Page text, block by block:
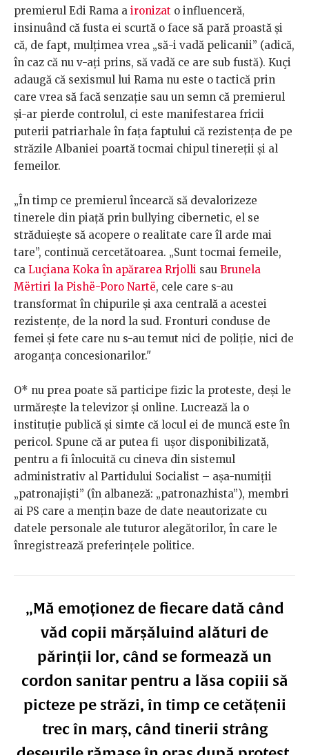
premierul Edi Rama a ironizat o influenceră,
insinuând că fusta ei scurtă o face să pară proastă și
că, de fapt, mulțimea vrea „să-i vadă pelicanii” (adică,
în caz că nu v-ați prins, să vadă ce are sub fustă). Kuçi
adaugă că sexismul lui Rama nu este o tactică prin
care vrea să facă senzație sau un semn că premierul
și-ar pierde controlul, ci este manifestarea fricii
puterii patriarhale în fața faptului că rezistența de pe
străzile Albaniei poartă tocmai chipul tinereții și al
femeilor.
„În timp ce premierul încearcă să devalorizeze
tinerele din piață prin bullying cibernetic, el se
străduiește să acopere o realitate care îl arde mai
tare”, continuă cercetătoarea. „Sunt tocmai femeile,
ca Luçiana Koka în apărarea Rrjolli sau Brunela
Mërtiri la Pishë-Poro Nartë, cele care s-au
transformat în chipurile și axa centrală a acestei
rezistențe, de la nord la sud. Fronturi conduse de
femei și fete care nu s-au temut nici de poliție, nici de
aroganța concesionarilor."
O* nu prea poate să participe fizic la proteste, deși le
urmărește la televizor și online. Lucrează la o
instituție publică și simte că locul ei de muncă este în
pericol. Spune că ar putea fi ușor disponibilizată,
pentru a fi înlocuită cu cineva din sistemul
administrativ al Partidului Socialist – așa-numiții
„patronajiști” (în albaneză: „patronazhista”), membri
ai PS care a mențin baze de date neautorizate cu
datele personale ale tuturor alegătorilor, în care le
înregistrează preferințele politice.
„Mă emoționez de fiecare dată când
văd copii mărșăluind alături de
părinții lor, când se formează un
cordon sanitar pentru a lăsa copiii să
picteze pe străzi, în timp ce cetățenii
trec în marș, când tinerii strâng